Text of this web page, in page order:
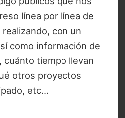
línea por línea de
con un
como información de
cuánto tiempo llevan
otros proyectos
etc…